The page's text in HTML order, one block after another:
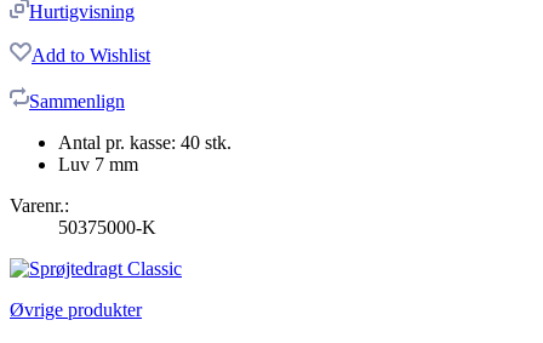
Hurtigvisning
Add to Wishlist
Sammenlign
Antal pr. kasse: 40 stk.
Luv 7 mm
Varenr.:
50375000-K
Øvrige produkter